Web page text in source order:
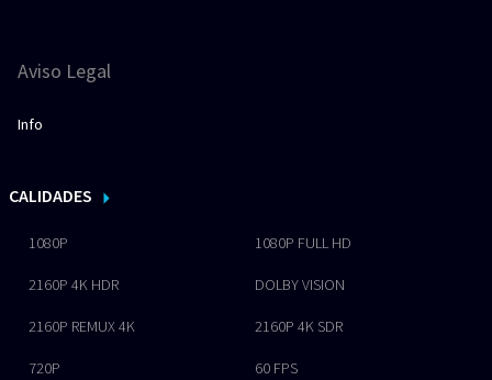
Aviso Legal
Info
CALIDADES
1080P 1080P FULL HD
2160P 4K HDR DOLBY VISION
2160P REMUX 4K 2160P 4K SDR
720P 60 FPS